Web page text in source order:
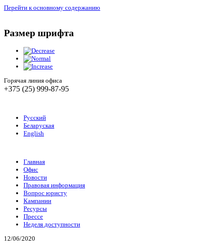
Перейти к основному содержанию
Размер шрифта
Горячая линия офиса
+375 (25) 999-87-95
Русский
Беларуская
English
Главная
Офис
Новости
Правовая информация
Вопрос юристу
Кампании
Ресурсы
Прессе
Неделя доступности
12/06/2020